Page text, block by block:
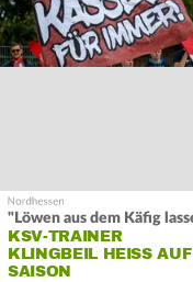
KSV-TRAINER
KLINGBEIL HEISS AUF S
AISON